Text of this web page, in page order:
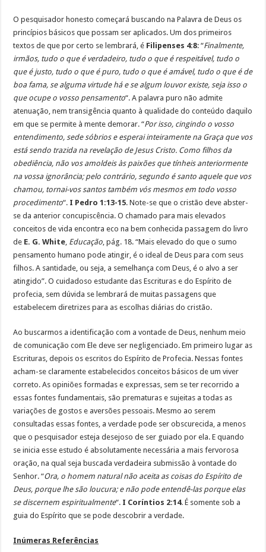
O pesquisador honesto começará buscando na Palavra de Deus os
princípios básicos que possam ser aplicados. Um dos primeiros
textos de que por certo se lembrará, é Filipenses 4:8: “Finalmente,
irmãos, tudo o que é verdadeiro, tudo o que é respeitável, tudo o
que é justo, tudo o que é puro, tudo o que é amável, tudo o que é de
boa fama, se alguma virtude há e se algum louvor existe, seja isso o
que ocupe o vosso pensamento“. A palavra puro não admite
atenuação, nem transigência quanto à qualidade do conteúdo daquilo
em que se permite à mente demorar. “Por isso, cingindo o vosso
entendimento, sede sóbrios e esperai inteiramente na Graça que vos
está sendo trazida na revelação de Jesus Cristo. Como filhos da
obediência, não vos amoldeis às paixões que tínheis anteriormente
na vossa ignorância; pelo contrário, segundo é santo aquele que vos
chamou, tornai-vos santos também vós mesmos em todo vosso
procedimento“. I Pedro 1:13-15. Note-se que o cristão deve abster-
se da anterior concupiscência. O chamado para mais elevados
conceitos de vida encontra eco na bem conhecida passagem do livro
de E. G. White Educação , pág. 18. “Mais elevado do que o sumo
pensamento humano pode atingir, é o ideal de Deus para com seus
filhos. A santidade, ou seja, a semelhança com Deus, é o alvo a ser
atingido”. O cuidadoso estudante das Escrituras e do Espírito de
profecia, sem dúvida se lembrará de muitas passagens que
estabelecem diretrizes para as escolhas diárias do cristão.
Ao buscarmos a identificação com a vontade de Deus, nenhum meio
de comunicação com Ele deve ser negligenciado. Em primeiro lugar as
Escrituras, depois os escritos do Espírito de Profecia. Nessas fontes
acham-se claramente estabelecidos conceitos básicos de um viver
correto. As opiniões formadas e expressas, sem se ter recorrido a
essas fontes fundamentais, são prematuras e sujeitas a todas as
variações de gostos e aversões pessoais. Mesmo ao serem
consultadas essas fontes, a verdade pode ser obscurecida, a menos
que o pesquisador esteja desejoso de ser guiado por ela. E quando
se inicia esse estudo é absolutamente necessária a mais fervorosa
oração, na qual seja buscada verdadeira submissão à vontade do
Senhor. “Ora, o homem natural não aceita as coisas do Espírito de
Deus, porque lhe são loucura; e não pode entendê-las porque elas
se discernem espiritualmente“. I Coríntios 2:14. É somente sob a
guia do Espírito que se pode descobrir a verdade.
Inúmeras Referências